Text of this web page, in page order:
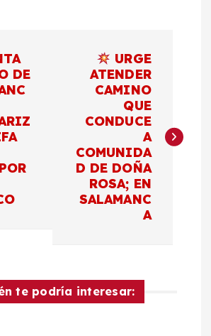
DE
URGE
ATENDER
CAMINO
QUE
CONDUCE
A
COMUNIDA
D DE DOÑA
ROSA; EN
SALAMANC
A
te podría interesar: